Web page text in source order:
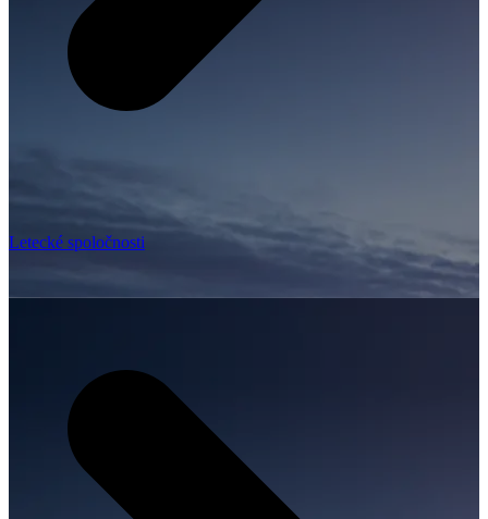
Letecké spoločnosti